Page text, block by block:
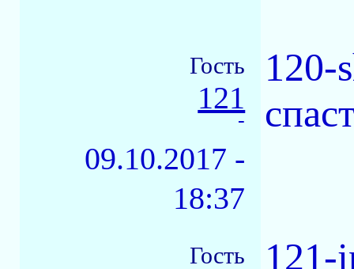
Гость
121
-
09.10.2017 -
18:37
120-
Гость 121-